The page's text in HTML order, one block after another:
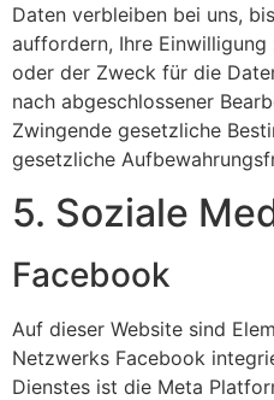
Daten verbleiben bei uns,
auffordern, Ihre
oder der Zweck für die
nach abgeschlossener
Zwingende gesetzliche
gesetzliche
5. Soziale
Facebook
Auf dieser Website sind
Netzwerks Facebook
Dienstes ist die Meta